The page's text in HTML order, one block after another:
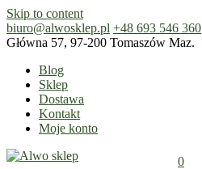
Skip to content
biuro@alwosklep.pl +48 693 546 360
Główna 57, 97-200 Tomaszów Maz.
Blog
Sklep
Dostawa
Kontakt
Moje konto
0